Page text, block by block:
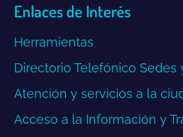
opens
new
window
opens
new
window
opens
new
window
opens
new
window
opens
window
page
new
Enlaces de Interés
Herramientas
Directorio Telefónico Sedes
Atención y servicios a la
Acceso a la Información y